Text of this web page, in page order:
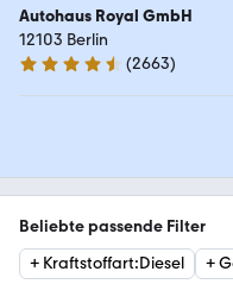
Autohaus Royal GmbH
12103 Berlin
4.6 Sterne
(2663)
Beliebte passende Filter
+ Kraftstoffart:Diesel +